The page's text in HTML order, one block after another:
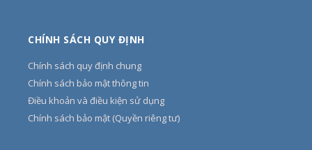
CHÍNH SÁCH QUY ĐỊNH
Chính sách quy định chung
Chính sách bảo mật thông tin
Điều khoản và điều kiện sử dụng
Chính sách bảo mật (Quyền riêng tư)